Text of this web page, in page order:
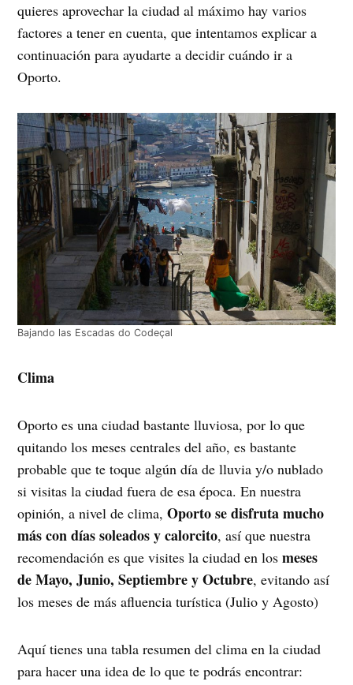
quieres aprovechar la ciudad al máximo hay varios
factores a tener en cuenta, que intentamos explicar a
continuación para ayudarte a decidir cuándo ir a
Oporto.
Bajando las Escadas do Codeçal
Clima
Oporto es una ciudad bastante lluviosa, por lo que
quitando los meses centrales del año, es bastante
probable que te toque algún día de lluvia y/o nublado
si visitas la ciudad fuera de esa época. En nuestra
opinión, a nivel de clima,Oporto se disfruta mucho
más con días soleados y calorcito, así que nuestra
recomendación es que visites la ciudad en losmeses
de Mayo, Junio, Septiembre y Octubre, evitando así
los meses de más afluencia turística (Julio y Agosto)
Aquí tienes una tabla resumen del clima en la ciudad
para hacer una idea de lo que te podrás encontrar: